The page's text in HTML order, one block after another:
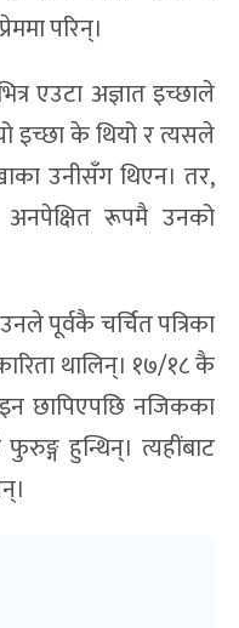
परिन्।
एउटा अज्ञात इच्छाले
इच्छा के थियो र त्यसले
उनीसँग थिएन। तर,
अनपेक्षित रूपमै उनको
पूर्वकै चर्चित पत्रिका
थालिन्। १७/१८ कै
छापिएपछि नजिकका
हुन्थिन्। त्यहींबाट